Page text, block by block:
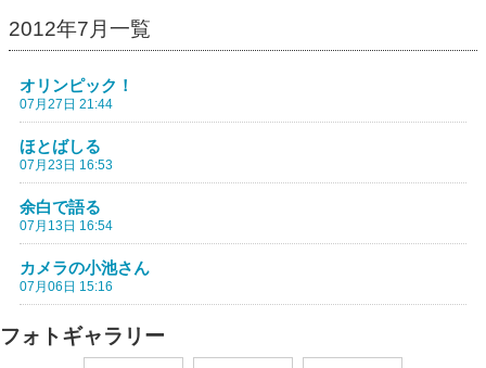
2012年7月一覧
オリンピック！
07月27日 21:44
ほとばしる
07月23日 16:53
余白で語る
07月13日 16:54
カメラの小池さん
07月06日 15:16
フォトギャラリー